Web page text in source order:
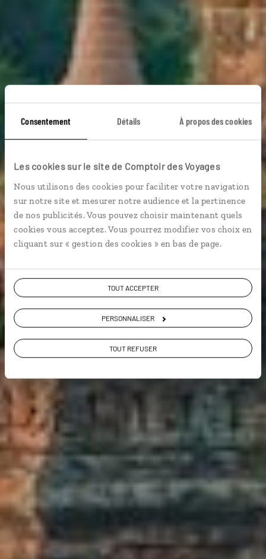
Consentement Détails À propos des cookies
Les cookies sur le site de Comptoir des Voyages
Nous utilisons des cookies pour faciliter votre navigation
sur notre site et mesurer notre audience et la pertinence
de nos publicités. Vous pouvez choisir maintenant quels
cookies vous acceptez. Vous pourrez modifier vos choix en
cliquant sur « gestion des cookies » en bas de page.
TOUT ACCEPTER
PERSONNALISER
TOUT REFUSER
Voyage Birmanie
VOIR NOS 6 IDÉES DE VOYAGE EN BIRMANIE